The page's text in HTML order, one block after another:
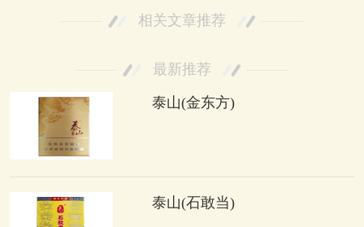
相关文章推荐
最新推荐
泰山(金东方)
泰山(石敢当)